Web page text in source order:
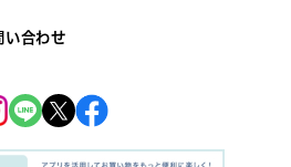
い合わせ